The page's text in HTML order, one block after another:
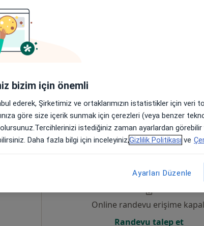
• Harita
Fzt. H. Hüseyin Babayiğit Özel Sağlık Meslek Hizmet Birimi
8 Ağustos 9 Ağustos
Online randevu erişime
Randevu talep et
bizim için önemli
ederek, Şirketimiz ve ortaklarımızın istatistikler için veri
göre size içerik sunmak için çerezleri (veya benzer
istediğiniz zaman ayarlardan görebilir
Daha fazla bilgi için inceleyiniz,Gizlilik Politikası ve
Ayarları Düzenle